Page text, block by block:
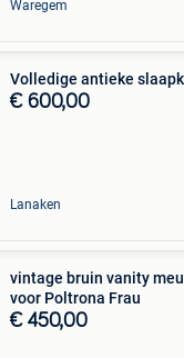
Waregem
Volledige antieke
€ 600,00
Lanaken
vintage bruin vanity
voor Poltrona Frau
€ 450,00